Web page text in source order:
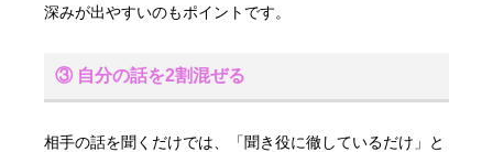
深みが出やすいのもポイントです。
③ 自分の話を2割混ぜる
相手の話を聞くだけでは、「聞き役に徹しているだけ」と